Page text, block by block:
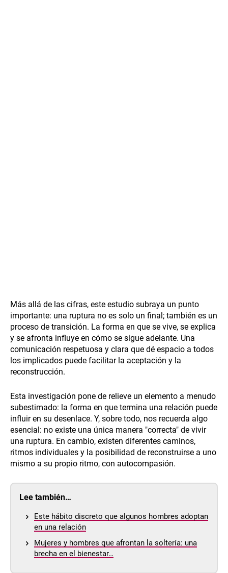
Más allá de las cifras, este estudio subraya un punto
importante: una ruptura no es solo un final; también es un
proceso de transición. La forma en que se vive, se explica
y se afronta influye en cómo se sigue adelante. Una
comunicación respetuosa y clara que dé espacio a todos
los implicados puede facilitar la aceptación y la
reconstrucción.
Esta investigación pone de relieve un elemento a menudo
subestimado: la forma en que termina una relación puede
influir en su desenlace. Y, sobre todo, nos recuerda algo
esencial: no existe una única manera "correcta" de vivir
una ruptura. En cambio, existen diferentes caminos,
ritmos individuales y la posibilidad de reconstruirse a uno
mismo a su propio ritmo, con autocompasión.
Lee también…
Este hábito discreto que algunos hombres adoptan
en una relación
Mujeres y hombres que afrontan la soltería: una
brecha en el bienestar…